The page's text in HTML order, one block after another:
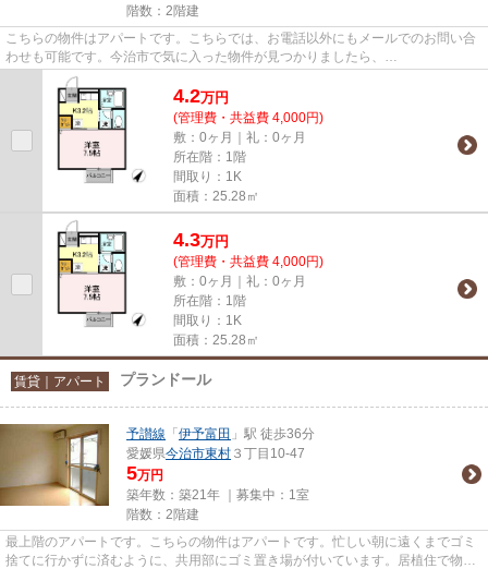
階数：2階建
こちらの物件はアパートです。こちらでは、お電話以外にもメールでのお問い合
わせも可能です。今治市で気に入った物件が見つかりましたら、
info@isyokujyuu.holy.jp宛までお問い合わせ...
4.2万円
(管理費・共益費 4,000円)
敷：0ヶ月｜礼：0ヶ月
所在階：1階
間取り：1K
面積：25.28㎡
4.3万円
(管理費・共益費 4,000円)
敷：0ヶ月｜礼：0ヶ月
所在階：1階
間取り：1K
面積：25.28㎡
賃貸｜アパート プランドール
予讃線 「 伊予富田 」駅 徒歩36分
愛媛県今治市東村 ３丁目10-47
5万円
築年数：築21年 ｜募集中： 1室
階数：2階建
最上階のアパートです。こちらの物件はアパートです。忙しい朝に遠くまでゴミ
捨てに行かずに済むように、共用部にゴミ置き場が付いています。居植住で物件